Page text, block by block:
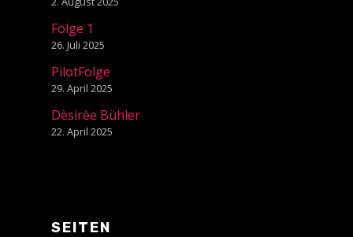
Folge 1
26. Juli 2025
PilotFolge
29. April 2025
Dèsirèe Bühler
22. April 2025
SEITEN